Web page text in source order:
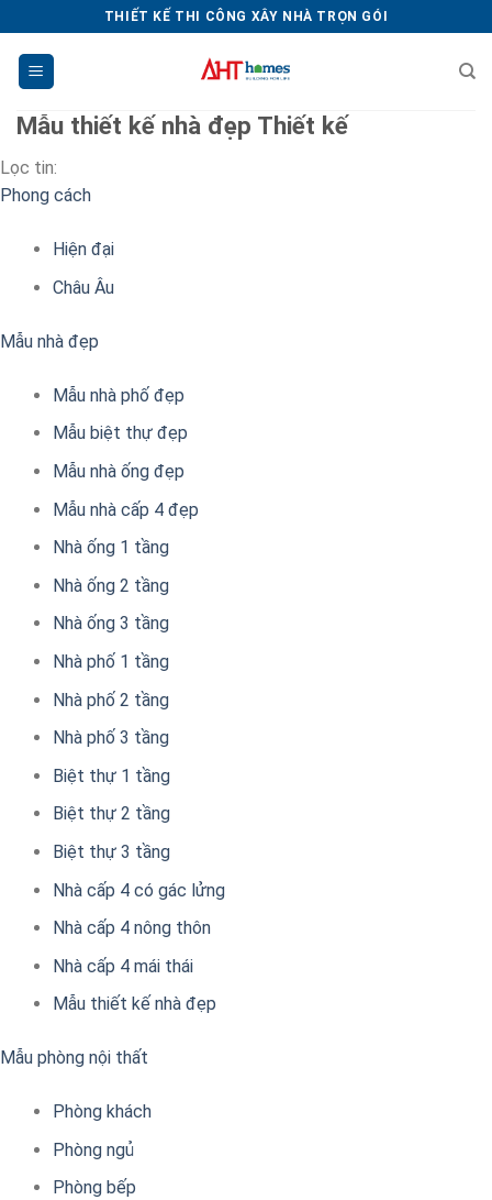
dung
THIẾT KẾ THI CÔNG XÂY NHÀ TRỌN GÓI
Mẫu thiết kế nhà đẹp Thiết kế
Lọc tin:
Phong cách
Hiện đại
Châu Âu
Mẫu nhà đẹp
Mẫu nhà phố đẹp
Mẫu biệt thự đẹp
Mẫu nhà ống đẹp
Mẫu nhà cấp 4 đẹp
Nhà ống 1 tầng
Nhà ống 2 tầng
Nhà ống 3 tầng
Nhà phố 1 tầng
Nhà phố 2 tầng
Nhà phố 3 tầng
Biệt thự 1 tầng
Biệt thự 2 tầng
Biệt thự 3 tầng
Nhà cấp 4 có gác lửng
Nhà cấp 4 nông thôn
Nhà cấp 4 mái thái
Mẫu thiết kế nhà đẹp
Mẫu phòng nội thất
Phòng khách
Phòng ngủ
Phòng bếp